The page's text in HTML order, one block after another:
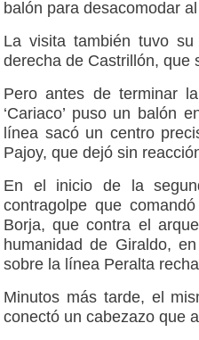
balón para desacomodar
La visita también tuvo
derecha de Castrillón, que
Pero antes de terminar
‘Cariaco’ puso un balón
línea sacó un centro
Pajoy, que dejó sin
En el inicio de la
contragolpe que
Borja, que contra el
humanidad de Giraldo,
sobre la línea Peralta
Minutos más tarde, el
conectó un cabezazo que